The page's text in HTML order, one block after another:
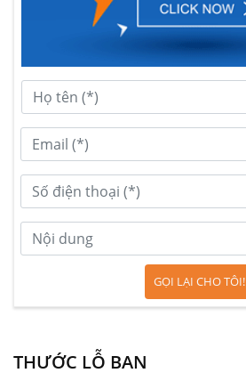
GỌI LẠI CHO TÔI!
THƯỚC LỖ BAN